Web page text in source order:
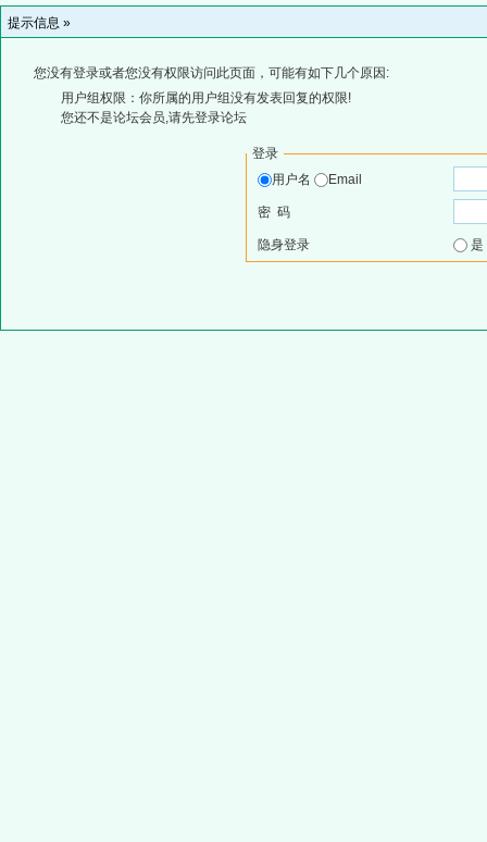
提示信息 »
您没有登录或者您没有权限访问此页面，可能有如下几个原因:
用户组权限：你所属的用户组没有发表回复的权限!
您还不是论坛会员,请先登录论坛
登录
用户名
Email
密 码
隐身登录